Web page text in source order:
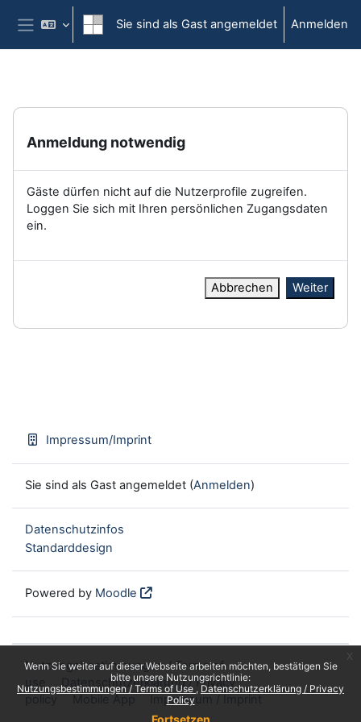
Zum Hauptinhalt
Wenn Sie weiter auf dieser Webseite arbeiten möchten, bestätigen Sie
bitte unsere Nutzungsrichtlinie:
Nutzungsbestimmungen / Terms of Use
Datenschutzerklärung / Privacy
Policy
Fortsetzen
Website-Übersicht
Sie sind als Gast angemeldet Anmelden
Anmeldung notwendig
Gäste dürfen nicht auf die Nutzerprofile zugreifen.
Loggen Sie sich mit Ihren persönlichen Zugangsdaten
ein.
Abbrechen Weiter
Impressum/Imprint
Sie sind als Gast angemeldet (Anmelden)
Datenschutzinfos
Standarddesign
Powered by Moodle
Nutzungsbestimmungen / Terms of
use
Datenschutzerklärung / Privacy
policy
Mobile App Impressum / Imprint